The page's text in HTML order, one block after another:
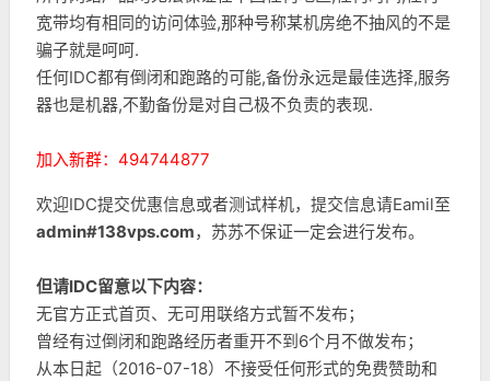
宽带均有相同的访问体验,那种号称某机房绝不抽风的不是
骗子就是呵呵.
任何IDC都有倒闭和跑路的可能,备份永远是最佳选择,服务
器也是机器,不勤备份是对自己极不负责的表现.
加入新群：494744877
欢迎IDC提交优惠信息或者测试样机，提交信息请Eamil至
admin#138vps.com，苏苏不保证一定会进行发布。
但请IDC留意以下内容：
无官方正式首页、无可用联络方式暂不发布；
曾经有过倒闭和跑路经历者重开不到6个月不做发布；
从本日起（2016-07-18）不接受任何形式的免费赞助和